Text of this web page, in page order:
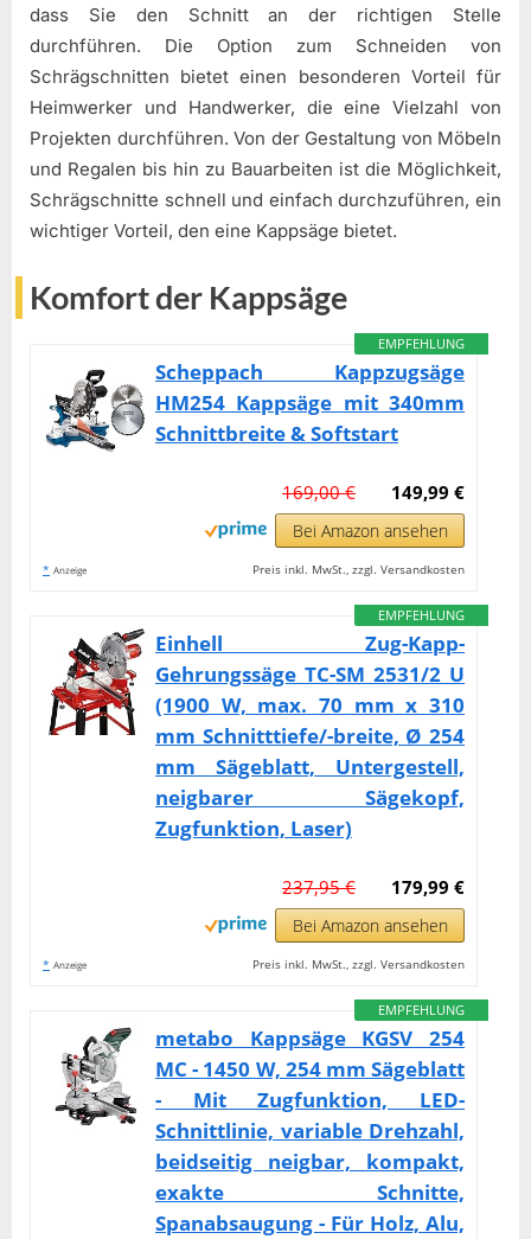
dass Sie den Schnitt an der richtigen Stelle
durchführen. Die Option zum Schneiden von
Schrägschnitten bietet einen besonderen Vorteil für
Heimwerker und Handwerker, die eine Vielzahl von
Projekten durchführen. Von der Gestaltung von Möbeln
und Regalen bis hin zu Bauarbeiten ist die Möglichkeit,
Schrägschnitte schnell und einfach durchzuführen, ein
wichtiger Vorteil, den eine Kappsäge bietet.
Komfort der Kappsäge
EMPFEHLUNG
Scheppach Kappzugsäge
HM254 Kappsäge mit 340mm
Schnittbreite & Softstart
149,99 €
169,00 €
Bei Amazon ansehen
* Anzeige Preis inkl. MwSt., zzgl. Versandkosten
EMPFEHLUNG
Einhell Zug-Kapp-
Gehrungssäge TC-SM 2531/2 U
(1900 W, max. 70 mm x 310
mm Schnitttiefe/-breite, Ø 254
mm Sägeblatt, Untergestell,
neigbarer Sägekopf,
Zugfunktion, Laser)
179,99 €
237,95 €
Bei Amazon ansehen
* Anzeige Preis inkl. MwSt., zzgl. Versandkosten
EMPFEHLUNG
metabo Kappsäge KGSV 254
MC - 1450 W, 254 mm Sägeblatt
- Mit Zugfunktion, LED-
Schnittlinie, variable Drehzahl,
beidseitig neigbar, kompakt,
exakte Schnitte,
Spanabsaugung - Für Holz, Alu,